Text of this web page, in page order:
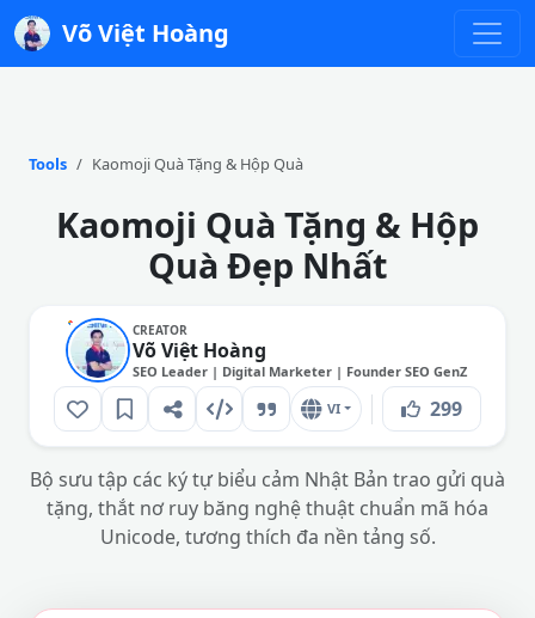
Võ Việt Hoàng
Tools Kaomoji Quà Tặng & Hộp Quà
Kaomoji Quà Tặng & Hộp
Quà Đẹp Nhất
CREATOR
Võ Việt Hoàng
SEO Leader | Digital Marketer | Founder SEO GenZ
VI 299
Bộ sưu tập các ký tự biểu cảm Nhật Bản trao gửi quà
tặng, thắt nơ ruy băng nghệ thuật chuẩn mã hóa
Unicode, tương thích đa nền tảng số.